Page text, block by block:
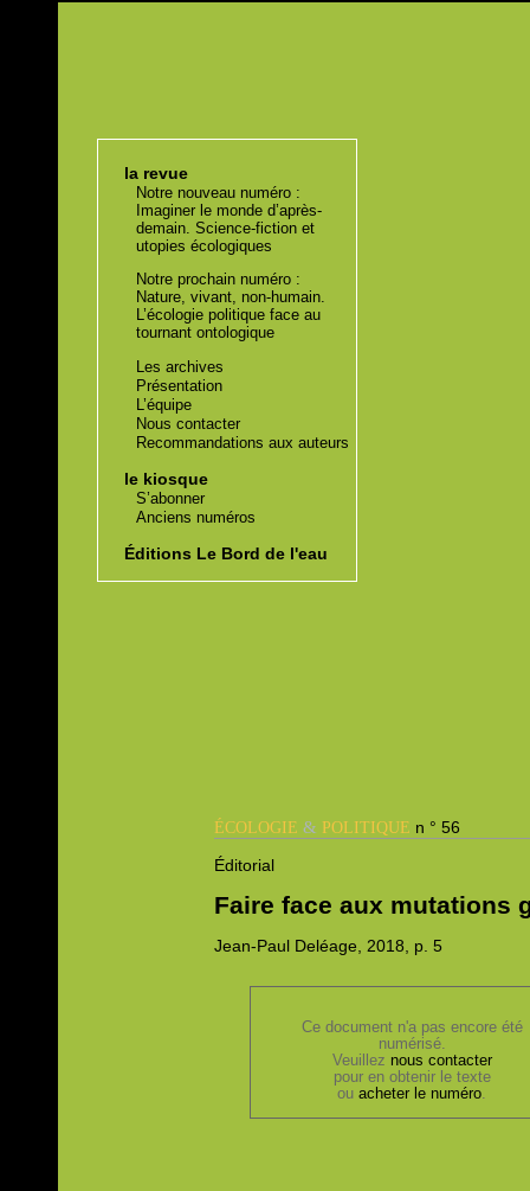
la revue
Notre nouveau numéro :
Imaginer le monde d’après-
demain. Science-fiction et
utopies écologiques
Notre prochain numéro :
Nature, vivant, non-humain.
L’écologie politique face au
tournant ontologique
Les archives
Présentation
L’équipe
Nous contacter
Recommandations aux auteurs
le kiosque
S’abonner
Anciens numéros
Éditions Le Bord de l'eau
ÉCOLOGIE& POLITIQUE n ° 56
Éditorial
Faire face aux mutations
Jean-Paul Deléage, 2018, p. 5
Ce document n'a pas encore été
numérisé.
Veuillez nous contacter
pour en obtenir le texte
ouacheter le numéro.